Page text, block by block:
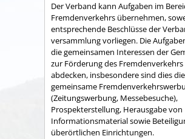
Der Verband kann Aufgaben im
Fremdenverkehrs übernehmen,
entsprechende Beschlüsse der
versammlung vorliegen. Die
die gemeinsamen Interessen der
zur Förderung des Fremdenverkehrs
abdecken, insbesondere sind dies die
gemeinsame
(Zeitungswerbung, Messebesuche),
Prospekter­stellung, Herausgabe von
Informationsmaterial sowie
überörtlichen Einrichtungen.